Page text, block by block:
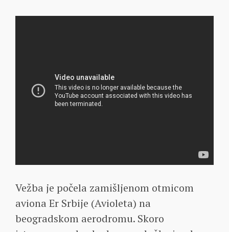
Vežba je počela zamišljenom otmicom
aviona Er Srbije (Avioleta) na
beogradskom aerodromu. Skoro